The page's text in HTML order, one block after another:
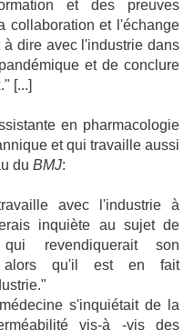
et des preuves
collaboration et l'échange
dire avec l'industrie dans
et de conclure
[...]
en pharmacologie
et qui travaille aussi
du BMJ:
avec l'industrie à
inquiète au sujet de
revendiquerait son
alors qu'il est en fait
s'inquiétait de la
vis-à -vis des